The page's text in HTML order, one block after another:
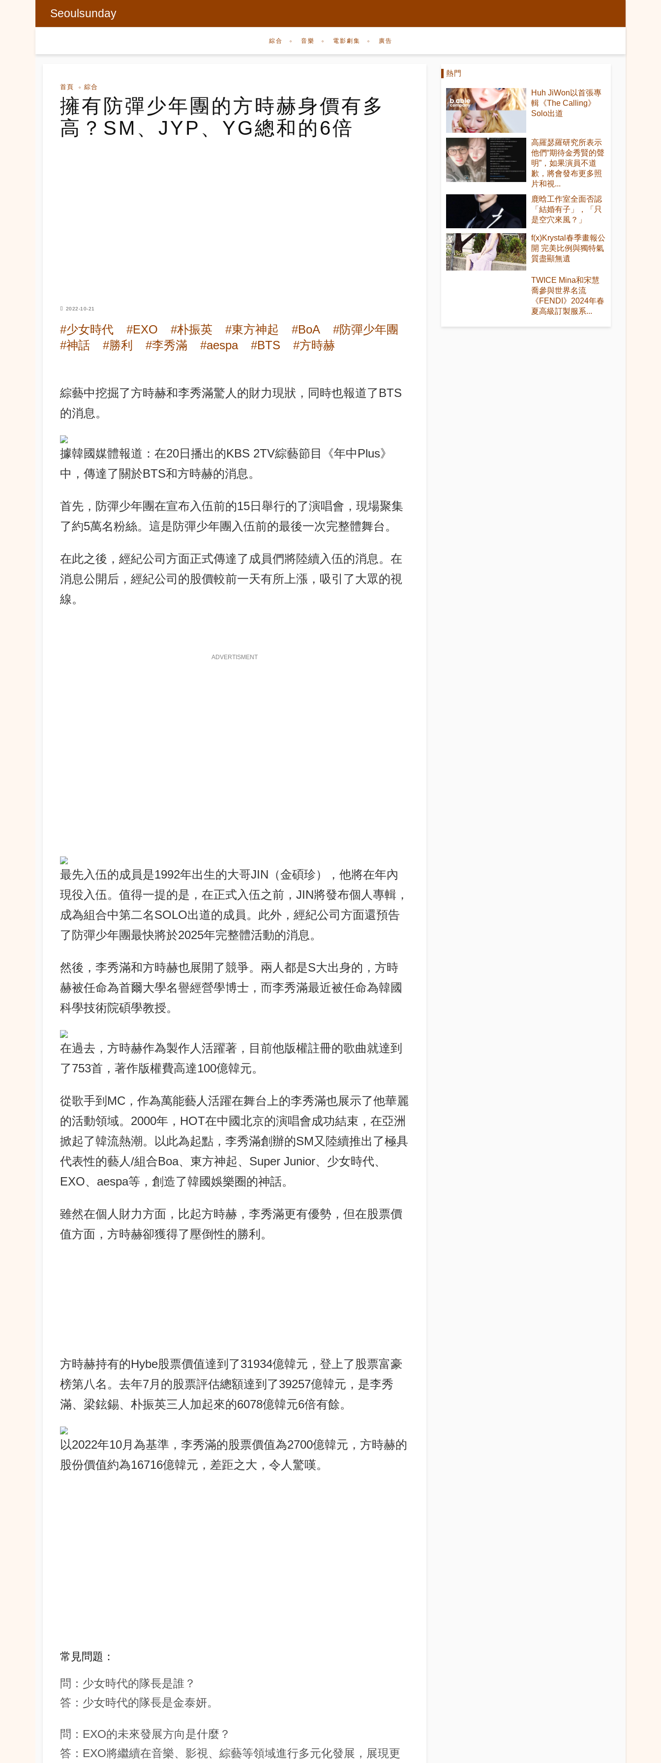
Seoulsunday
綜合 音樂 電影劇集 廣告
首頁 綜合
擁有防彈少年團的方時赫身價有多
高？SM、JYP、YG總和的6倍
2022-10-21
#少女時代 #EXO #朴振英 #東方神起 #BoA
#防彈少年團
#神話
#勝利 #李秀滿 #aespa #BTS #方時赫
綜藝中挖掘了方時赫和李秀滿驚人的財力現狀，同時也報道了BTS
的消息。
據韓國媒體報道：在20日播出的KBS 2TV綜藝節目《年中Plus》
中，傳達了關於BTS和方時赫的消息。
首先，防彈少年團在宣布入伍前的15日舉行的了演唱會，現場聚集
了約5萬名粉絲。這是防彈少年團入伍前的最後一次完整體舞台。
在此之後，經紀公司方面正式傳達了成員們將陸續入伍的消息。在
消息公開后，經紀公司的股價較前一天有所上漲，吸引了大眾的視
線。
ADVERTISMENT
最先入伍的成員是1992年出生的大哥JIN（金碩珍），他將在年內
現役入伍。值得一提的是，在正式入伍之前，JIN將發布個人專輯，
成為組合中第二名SOLO出道的成員。此外，經紀公司方面還預告
了防彈少年團最快將於2025年完整體活動的消息。
然後，李秀滿和方時赫也展開了競爭。兩人都是S大出身的，方時
赫被任命為首爾大學名譽經營學博士，而李秀滿最近被任命為韓國
科學技術院碩學教授。
在過去，方時赫作為製作人活躍著，目前他版權註冊的歌曲就達到
了753首，著作版權費高達100億韓元。
從歌手到MC，作為萬能藝人活躍在舞台上的李秀滿也展示了他華麗
的活動領域。2000年，HOT在中國北京的演唱會成功結束，在亞洲
掀起了韓流熱潮。以此為起點，李秀滿創辦的SM又陸續推出了極具
代表性的藝人/組合Boa、東方神起、Super Junior、少女時代、
EXO、aespa等，創造了韓國娛樂圈的神話。
雖然在個人財力方面，比起方時赫，李秀滿更有優勢，但在股票價
值方面，方時赫卻獲得了壓倒性的勝利。
方時赫持有的Hybe股票價值達到了31934億韓元，登上了股票富豪
榜第八名。去年7月的股票評估總額達到了39257億韓元，是李秀
滿、梁鉉錫、朴振英三人加起來的6078億韓元6倍有餘。
以2022年10月為基準，李秀滿的股票價值為2700億韓元，方時赫的
股份價值約為16716億韓元，差距之大，令人驚嘆。
常見問題：
問：少女時代的隊長是誰？
答：少女時代的隊長是金泰妍。
問：EXO的未來發展方向是什麼？
答：EXO將繼續在音樂、影視、綜藝等領域進行多元化發展，展現更
熱門
Huh JiWon以首張專
輯《The Calling》
Solo出道
高羅瑟羅研究所表示
他們“期待金秀賢的聲
明”，如果演員不道
歉，將會發布更多照
片和視...
鹿晗工作室全面否認
「結婚有子」，「只
是空穴來風？」
f(x)Krystal春季畫報公
開 完美比例與獨特氣
質盡顯無遺
TWICE Mina和宋慧
喬參與世界名流
《FENDI》2024年春
夏高級訂製服系...